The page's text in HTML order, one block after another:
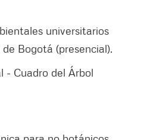
universitarios
Bogotá (presencial).
- Cuadro del Árbol